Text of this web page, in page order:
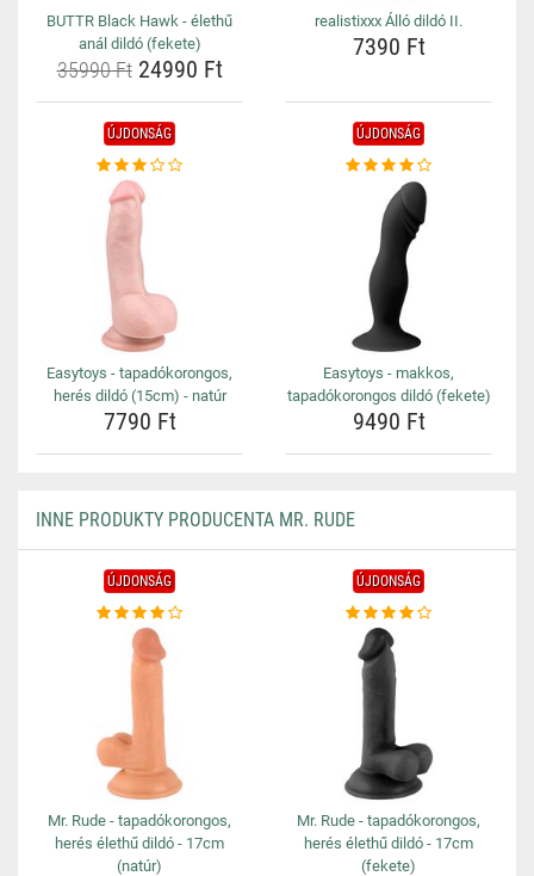
BUTTR Black Hawk - élethű
anál dildó (fekete)
35990 Ft24990 Ft
realistixxx Álló dildó II.
7390 Ft
ÚJDONSÁG
Easytoys - tapadókorongos,
herés dildó (15cm) - natúr
7790 Ft
ÚJDONSÁG
Easytoys - makkos,
tapadókorongos dildó (fekete)
9490 Ft
INNE PRODUKTY PRODUCENTA MR. RUDE
ÚJDONSÁG
Mr. Rude - tapadókorongos,
herés élethű dildó - 17cm
(natúr)
ÚJDONSÁG
Mr. Rude - tapadókorongos,
herés élethű dildó - 17cm
(fekete)